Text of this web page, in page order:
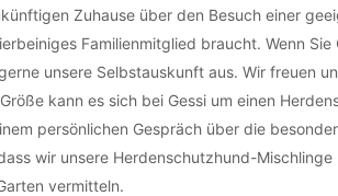
Zuhause über den Besuch einer
Familienmitglied braucht. Wenn
unsere Selbstauskunft aus. Wir freuen
kann es sich bei Gessi um einen
persönlichen Gespräch über die
wir unsere Herdenschutzhund-
vermitteln.